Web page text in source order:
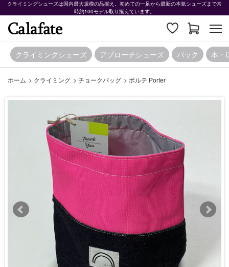
クライミングシューズは国内最大規模の品揃え。初めての一足から最新の本気シューズまで常
時約100モデル取り揃えています。
クライミングシューズ アプローチシューズ パック 本・
ホーム > クライミング > チョークバッグ > ポルテ Porter